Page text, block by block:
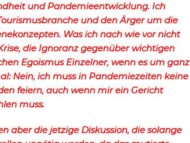
und Pandemieentwicklung. Ich
und den Ärger um die
Was ich nach wie vor nicht
die Ignoranz gegenüber wichtigen
Egoismus Einzelner, wenn es um ganz
Nein, ich muss in Pandemiezeiten keine
feiern, auch wenn mir ein Gericht
muss.
aber die jetzige Diskussion, die solange